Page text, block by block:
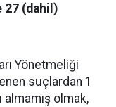
27 (dahil)
Yönetmeliği
suçlardan 1
almamış olmak,